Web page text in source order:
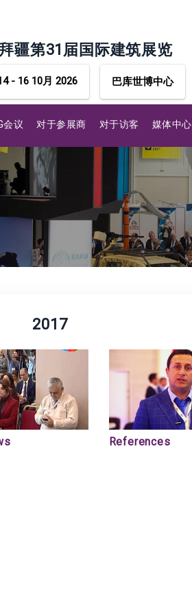
疆第31届国际建筑展览
- 16 10月 2026 巴库世博中心
会议 对于参展商 对于访客 媒体中心
2017
References